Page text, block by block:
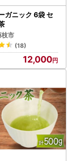
ガニック 6袋 セ
枝市
(18)
12,000